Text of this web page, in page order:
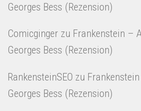
Georges Bess (Rezension)
Comicginger zu Frankenstein –
Georges Bess (Rezension)
RankensteinSEO zu
Georges Bess (Rezension)